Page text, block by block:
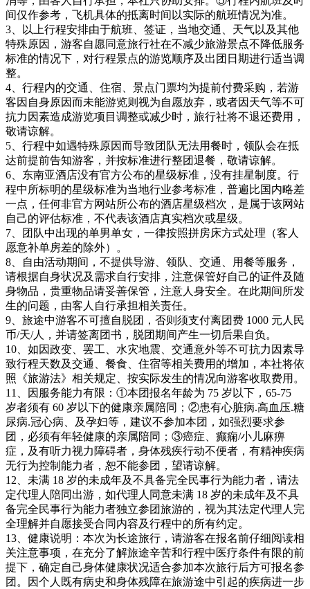
间仅作参考，飞机具体的抵离时间以实际的航班情况为准。
3、以上行程安排由于航班、签证，当地交通、天气以及其他
特殊原因，游客自愿同意旅行社在不减少旅游景点不降低服务
标准的情况下，对行程景点的游览顺序及出团日期进行适当调
整。
4、行程内的交通、住宿、景点门票均为提前付费采购，若游
客因自身原因而未能游览则视为自愿放弃，或者因天气等不可
抗力因素造成游览项目调整或减少时，旅行社将不退还费用，
敬请谅解。
5、行程中如遇特殊原因而导致团队无法用餐时，领队会在抵
达前提前告知游客，并按标准进行整团退餐，敬请谅解。
6、东南亚酒店没有官方公布的星级标准，没有挂星制度。行
程中所标明的星级标准为当地行业参考标准，普遍比国内略差
一点，任何非官方网站所公布的酒店星级档次，是属于该网站
自己的评估标准，不代表该酒店真实档次或星级。
7、团队中出现的单男单女，一律按照拼房床方式处理（客人
愿意补单房差的除外）。
8、自由活动期间，不提供导游、领队、交通、用餐等服务，
请根据自身状况及需求自行安排，注意保管好自己的证件及随
身物品，贵重物品请妥善保管，注意人身安全。在此期间所发
生的问题，由客人自行承担相关责任。
9、旅途中游客不可擅自脱团，否则须支付离团费 1000 元人民
币/天/人，并请签离团书，脱团期间产生一切后果自负。
10、如因政变、罢工、水灾地震、交通意外等不可抗力因素导
致行程天数及交通、餐食、住宿等相关费用的增加，本社将依
照《旅游法》相关规定、按实际发生的情况向游客收取费用。
11、因服务能力有限：①本团报名年龄为 75 岁以下，65-75
岁者须有 60 岁以下的健康亲属陪同；②患有心脏病.高血压.糖
尿病.冠心病、及孕妇等，建议不参加本团，如强烈要求参
团，必须有年轻健康的亲属陪同；③癌症、癫痫/小儿麻痹
症，及有听力视力障碍者，身体残疾行动不便者，有精神疾病
无行为控制能力者，恕不能参团，望请谅解。
12、未满 18 岁的未成年及不具备完全民事行为能力者，请法
定代理人陪同出游，如代理人同意未满 18 岁的未成年及不具
备完全民事行为能力者独立参团旅游的，视为其法定代理人完
全理解并自愿接受合同内容及行程中的所有约定。
13、健康说明：本次为长途旅行，请游客在报名前仔细阅读相
关注意事项，在充分了解旅途辛苦和行程中医疗条件有限的前
提下，确定自己身体健康状况适合参加本次旅行后方可报名参
团。因个人既有病史和身体残障在旅游途中引起的疾病进一步